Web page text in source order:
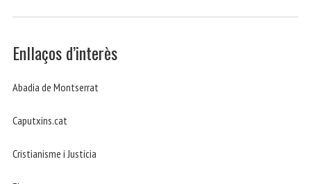
Enllaços d’interès
Abadia de Montserrat
Caputxins.cat
Cristianisme i Justicia